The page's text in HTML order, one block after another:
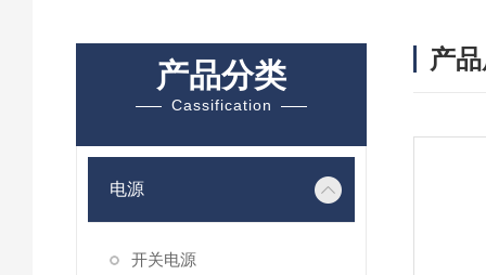
产品分类
Cassification
电源
开关电源
产